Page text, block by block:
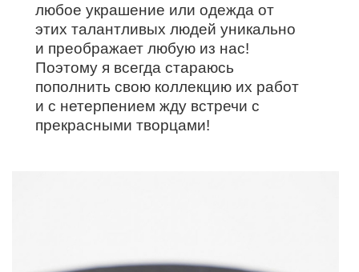
любое украшение или одежда от
этих талантливых людей уникально
и преображает любую из нас!
Поэтому я всегда стараюсь
пополнить свою коллекцию их работ
и с нетерпением жду встречи с
прекрасными творцами!